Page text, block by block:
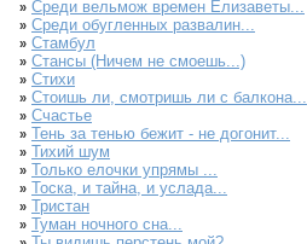
» Среди вельмож времен Елизаветы...
» Среди обугленных развалин...
» Стамбул
» Стансы (Ничем не смоешь...)
» Стихи
» Стоишь ли, смотришь ли с балкона...
» Счастье
» Тень за тенью бежит - не догонит...
» Тихий шум
» Только елочки упрямы ...
» Тоска, и тайна, и услада...
» Тристан
» Туман ночного сна...